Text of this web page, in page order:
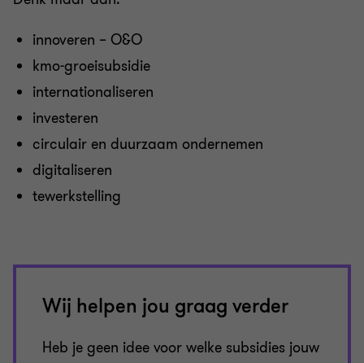
innoveren – O&O
kmo-groeisubsidie
internationaliseren
investeren
circulair en duurzaam ondernemen
digitaliseren
tewerkstelling
Wij helpen jou graag verder
Heb je geen idee voor welke subsidies jouw